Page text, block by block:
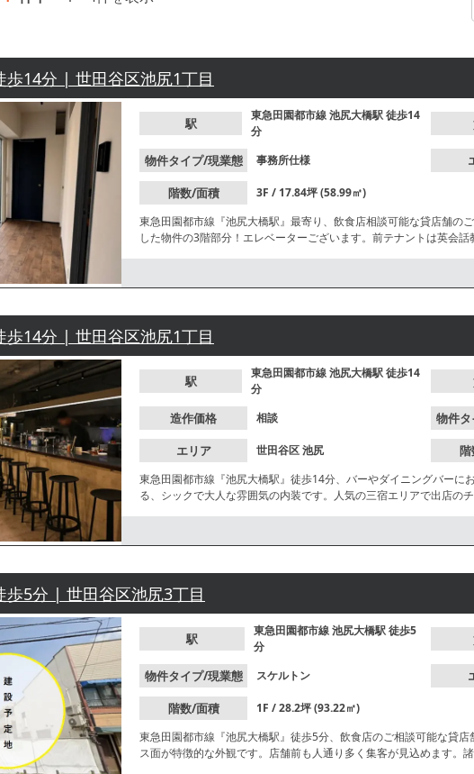
14分 | 世田谷区池尻1丁目
駅
東急田園都市線池尻大橋駅徒歩14
分
物件タイプ/現業態 事務所仕様
階数/面積
3F / 17.84坪 (58.99㎡)
東急田園都市線『池尻大橋駅』最寄り、飲食店相談可能な貸店舗の
した物件の3階部分！エレベーターございます。前テナントは英会
14分 | 世田谷区池尻1丁目
駅
東急田園都市線池尻大橋駅徒歩14
分
造作価格 相談 物件
エリア 世田谷区池尻
東急田園都市線『池尻大橋駅』徒歩14分、バーやダイニングバーに
る、シックで大人な雰囲気の内装です。人気の三宿エリアで出店の
5分 | 世田谷区池尻3丁目
駅
東急田園都市線池尻大橋駅徒歩5
分
物件タイプ/現業態 スケルトン
階数/面積
1F / 28.2坪 (93.22㎡)
東急田園都市線『池尻大橋駅』徒歩5分、飲食店のご相談可能な貸
ス面が特徴的な外観です。店舗前も人通り多く集客が見込めます。